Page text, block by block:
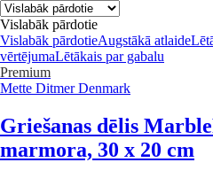
Vislabāk pārdotie
Vislabāk pārdotieAugstākā atlaide
vērtējumaLētākais par gabalu
Premium
Mette Ditmer Denmark
Griešanas dēlis Marble
marmora, 30 x 20 cm